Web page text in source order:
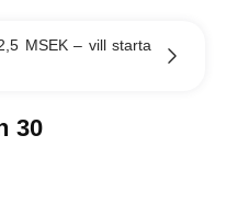
MSEK – vill starta
30